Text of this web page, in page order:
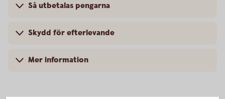
Så utbetalas pengarna
Skydd för efterlevande
Mer information